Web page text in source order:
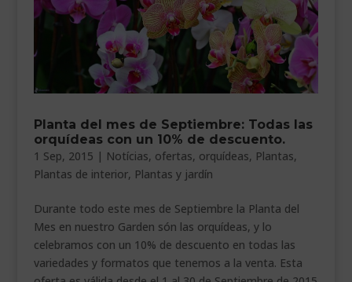
Planta del mes de Septiembre: Todas las
orquídeas con un 10% de descuento.
1 Sep, 2015 | Notícias, ofertas, orquídeas, Plantas,
Plantas de interior, Plantas y jardín
Durante todo este mes de Septiembre la Planta del
Mes en nuestro Garden són las orquídeas, y lo
celebramos con un 10% de descuento en todas las
variedades y formatos que tenemos a la venta. Esta